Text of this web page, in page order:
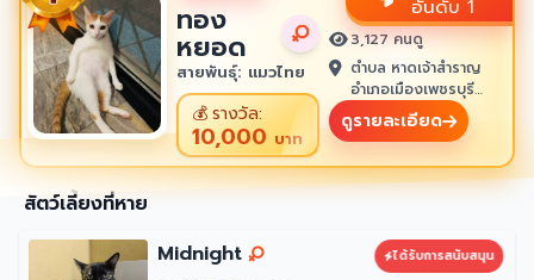
ทอง
หยอด
สายพันธุ์: แมวไทย
💰รางวัล:
10,000 บาท
อันดับ 1
3,127 คนดู
ตำบล หาดเจ้าสำราญ
อำเภอเมืองเพชรบุรี
เพชรบุรี 76100
ดูรายละเอียด
สัตว์เลี้ยงที่หาย
Midnight
ได้รับการสนับสนุน